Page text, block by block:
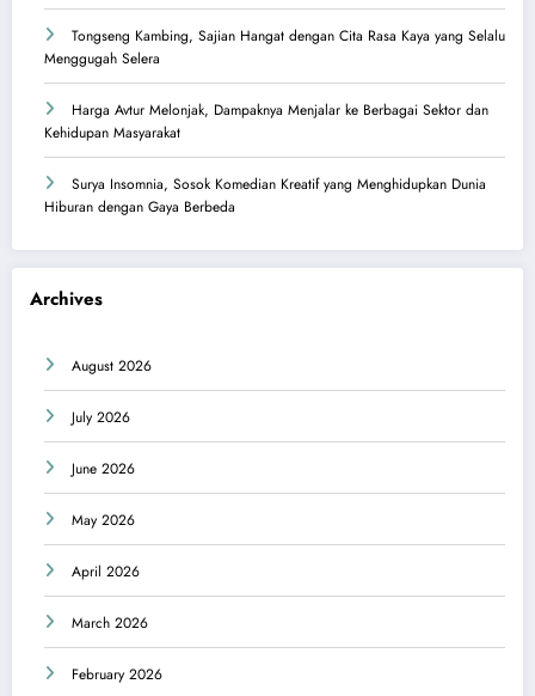
Tongseng Kambing, Sajian Hangat dengan Cita Rasa Kaya yang Selalu
Menggugah Selera
Harga Avtur Melonjak, Dampaknya Menjalar ke Berbagai Sektor dan
Kehidupan Masyarakat
Surya Insomnia, Sosok Komedian Kreatif yang Menghidupkan Dunia
Hiburan dengan Gaya Berbeda
Archives
August 2026
July 2026
June 2026
May 2026
April 2026
March 2026
February 2026